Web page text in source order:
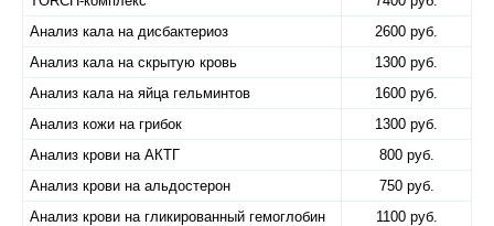
Анализ кала на дисбактериоз
2600 руб.
Анализ кала на скрытую кровь
1300 руб.
Анализ кала на яйца гельминтов
1600 руб.
Анализ кожи на грибок
1300 руб.
Анализ крови на АКТГ
800 руб.
Анализ крови на альдостерон
750 руб.
Анализ крови на гликированный гемоглобин
1100 руб.